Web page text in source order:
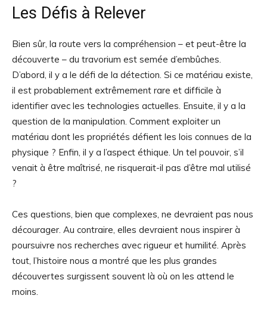
Les Défis à Relever
Bien sûr, la route vers la compréhension – et peut-être la
découverte – du travorium est semée d’embûches.
D’abord, il y a le défi de la détection. Si ce matériau existe,
il est probablement extrêmement rare et difficile à
identifier avec les technologies actuelles. Ensuite, il y a la
question de la manipulation. Comment exploiter un
matériau dont les propriétés défient les lois connues de la
physique ? Enfin, il y a l’aspect éthique. Un tel pouvoir, s’il
venait à être maîtrisé, ne risquerait-il pas d’être mal utilisé
?
Ces questions, bien que complexes, ne devraient pas nous
décourager. Au contraire, elles devraient nous inspirer à
poursuivre nos recherches avec rigueur et humilité. Après
tout, l’histoire nous a montré que les plus grandes
découvertes surgissent souvent là où on les attend le
moins.